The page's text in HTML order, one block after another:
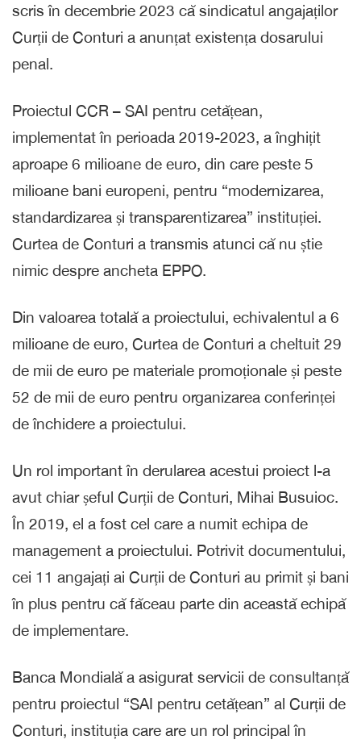
scris în decembrie 2023 că sindicatul angajaților
Curții de Conturi a anunțat existența dosarului
penal.
Proiectul CCR – SAI pentru cetățean,
implementat în perioada 2019-2023, a înghițit
aproape 6 milioane de euro, din care peste 5
milioane bani europeni, pentru “modernizarea,
standardizarea și transparentizarea” instituției.
Curtea de Conturi a transmis atunci că nu știe
nimic despre ancheta EPPO.
Din valoarea totală a proiectului, echivalentul a 6
milioane de euro, Curtea de Conturi a cheltuit 29
de mii de euro pe materiale promoționale și peste
52 de mii de euro pentru organizarea conferinței
de închidere a proiectului.
Un rol important în derularea acestui proiect l-a
avut chiar șeful Curții de Conturi, Mihai Busuioc.
În 2019, el a fost cel care a numit echipa de
management a proiectului. Potrivit documentului,
cei 11 angajați ai Curții de Conturi au primit și bani
în plus pentru că făceau parte din această echipă
de implementare.
Banca Mondială a asigurat servicii de consultanță
pentru proiectul “SAI pentru cetățean” al Curții de
Conturi, instituția care are un rol principal în